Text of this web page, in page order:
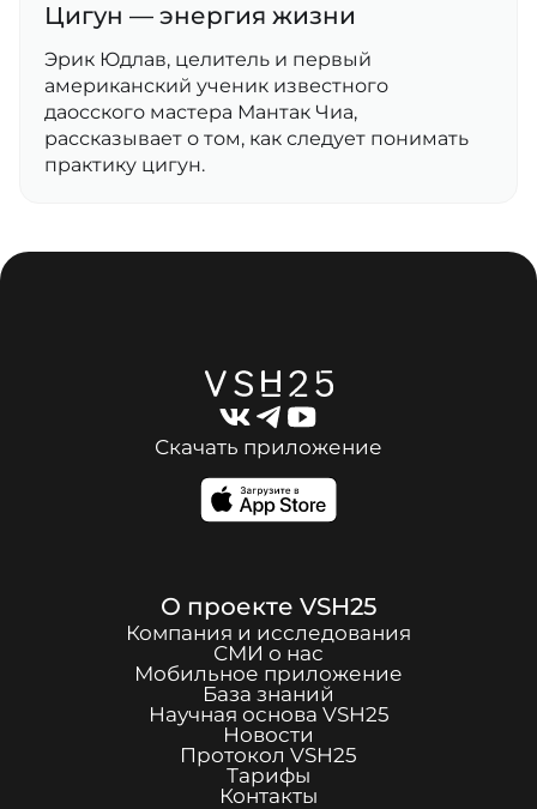
Цигун — энергия жизни
Эрик Юдлав, целитель и первый
американский ученик известного
даосского мастера Мантак Чиа,
рассказывает о том, как следует понимать
практику цигун.
Скачать приложение
О проекте VSH25
Компания и исследования
СМИ о нас
Мобильное приложение
База знаний
Научная основа VSH25
Новости
Протокол VSH25
Тарифы
Контакты